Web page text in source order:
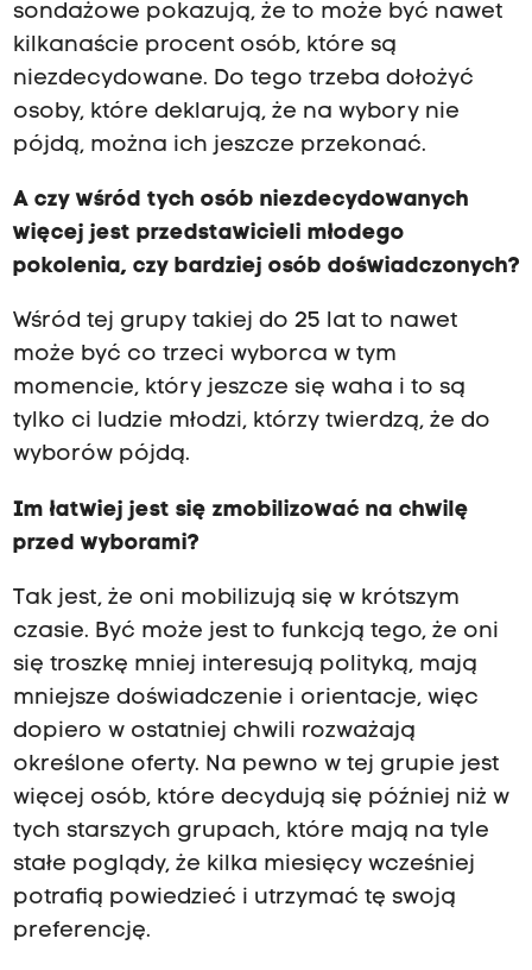
sondażowe pokazują, że to może być nawet
kilkanaście procent osób, które są
niezdecydowane. Do tego trzeba dołożyć
osoby, które deklarują, że na wybory nie
pójdą, można ich jeszcze przekonać.
A czy wśród tych osób niezdecydowanych
więcej jest przedstawicieli młodego
pokolenia, czy bardziej osób doświadczonych?
Wśród tej grupy takiej do 25 lat to nawet
może być co trzeci wyborca w tym
momencie, który jeszcze się waha i to są
tylko ci ludzie młodzi, którzy twierdzą, że do
wyborów pójdą.
Im łatwiej jest się zmobilizować na chwilę
przed wyborami?
Tak jest, że oni mobilizują się w krótszym
czasie. Być może jest to funkcją tego, że oni
się troszkę mniej interesują polityką, mają
mniejsze doświadczenie i orientacje, więc
dopiero w ostatniej chwili rozważają
określone oferty. Na pewno w tej grupie jest
więcej osób, które decydują się później niż w
tych starszych grupach, które mają na tyle
stałe poglądy, że kilka miesięcy wcześniej
potrafią powiedzieć i utrzymać tę swoją
preferencję.